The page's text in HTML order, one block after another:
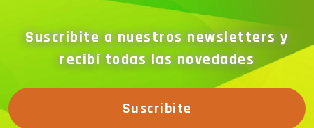
Suscribite a nuestros newsletters y
recibí todas las novedades
Suscribite